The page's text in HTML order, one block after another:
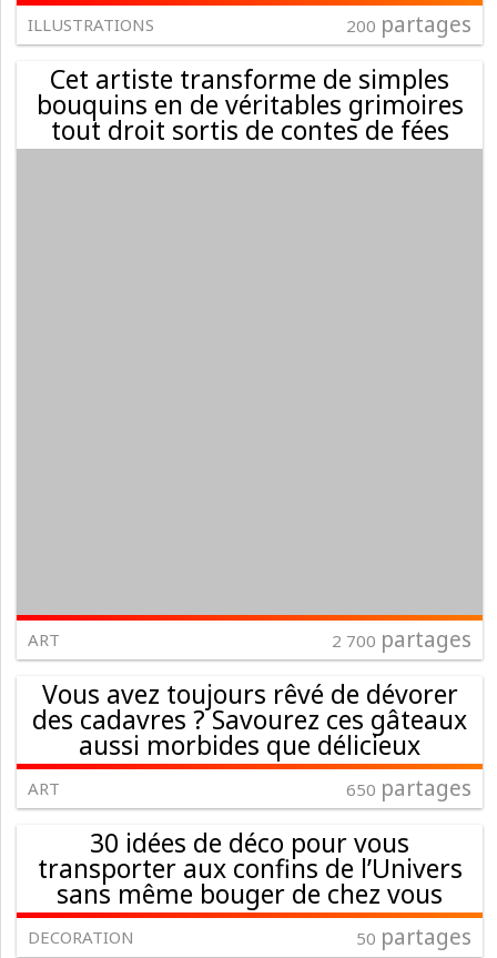
ILLUSTRATIONS 200 partages
Cet artiste transforme de simples
bouquins en de véritables grimoires
tout droit sortis de contes de fées
ART 2 700 partages
Vous avez toujours rêvé de dévorer
des cadavres ? Savourez ces gâteaux
aussi morbides que délicieux
ART 650 partages
30 idées de déco pour vous
transporter aux confins de l’Univers
sans même bouger de chez vous
DECORATION 50 partages